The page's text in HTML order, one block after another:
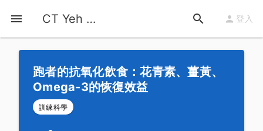
CT Yeh 公路車基地 登入
首頁 運動知識
跑者的抗氧化飲食：花青素、薑黃、
Omega-3的恢復效益
訓練科學